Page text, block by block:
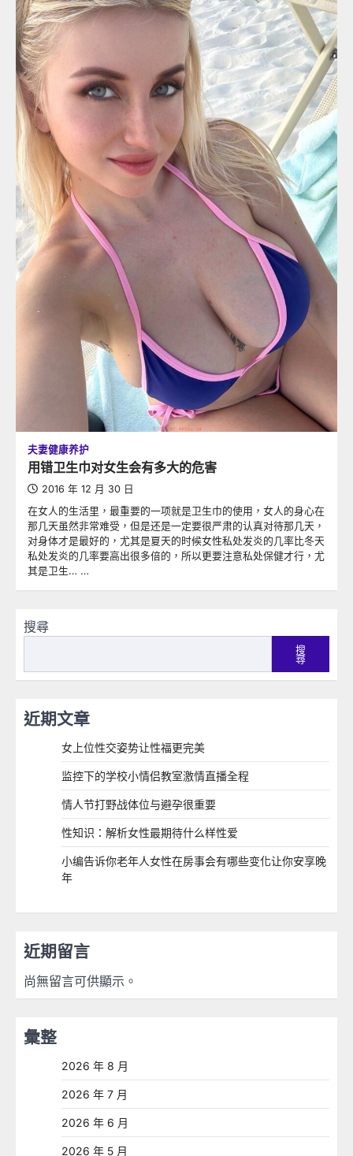
夫妻健康养护
用错卫生巾对女生会有多大的危害
2016 年 12 月 30 日
在女人的生活里，最重要的一项就是卫生巾的使用，女人的身心在
那几天虽然非常难受，但是还是一定要很严肃的认真对待那几天，
对身体才是最好的，尤其是夏天的时候女性私处发炎的几率比冬天
私处发炎的几率要高出很多倍的，所以更要注意私处保健才行，尤
其是卫生… …
搜尋
搜
尋
近期文章
女上位性交姿势让性福更完美
监控下的学校小情侣教室激情直播全程
情人节打野战体位与避孕很重要
性知识：解析女性最期待什么样性爱
小编告诉你老年人女性在房事会有哪些变化让你安享晚
年
近期留言
尚無留言可供顯示。
彙整
2026 年 8 月
2026 年 7 月
2026 年 6 月
2026 年 5 月